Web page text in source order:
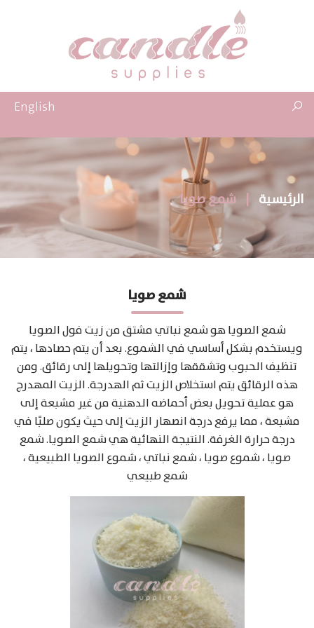
English
الرئيسية شمع صويا
شمع صويا
شمع الصويا هو شمع نباتي مشتق من زيت فول الصويا
ويستخدم بشكل أساسي في الشموع. بعد أن يتم حصادها ، يتم
تنظيف الحبوب وتشققها وإزالتها وتحويلها إلى رقائق. ومن
هذه الرقائق يتم استخلاص الزيت ثم الهدرجة. الزيت المهدرج
هو عملية تحويل بعض أحماضه الدهنية من غير مشبعة إلى
مشبعة ، مما يرفع درجة انصهار الزيت إلى حيث يكون صلبًا في
درجة حرارة الغرفة. النتيجة النهائية هي شمع الصويا. شمع
صويا ، شموع صويا ، شمع نباتي ، شموع الصويا الطبيعية ،
شمع طبيعي